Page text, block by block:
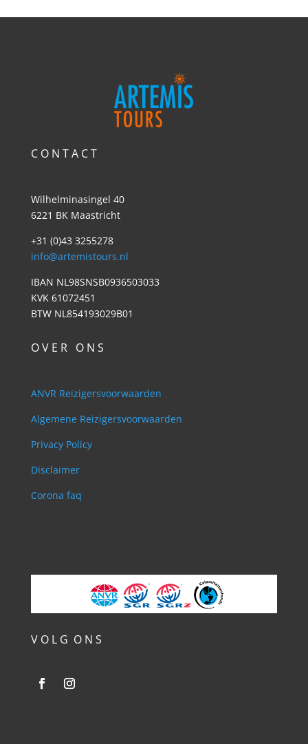
C O N T A C T
Wilhelminasingel 40
6221 BK Maastricht
+31 (0)43 3255278
info@artemistours.nl
IBAN NL98SNSB0936503033
KVK 61072451
BTW NL854193029B01
O V E R O N S
ANVR Reizigersvoorwaarden
Algemene Reizigersvoorwaarden
Privacy Policy
Disclaimer
Corona faq
V O L G O N S